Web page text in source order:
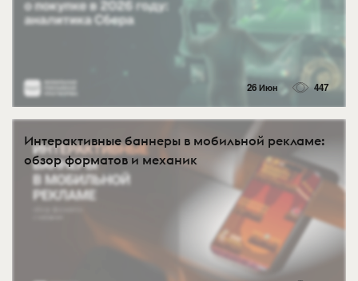
26 Июн 447
Интерактивные баннеры в мобильной рекламе:
обзор форматов и механик